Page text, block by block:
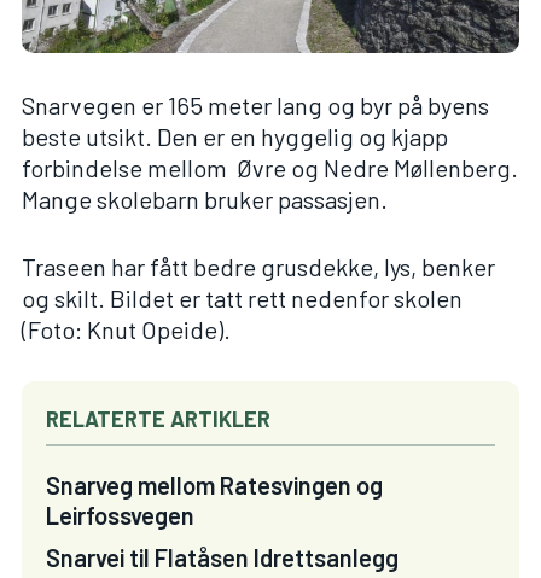
Snarvegen er 165 meter lang og byr på byens
beste utsikt. Den er en hyggelig og kjapp
forbindelse mellom Øvre og Nedre Møllenberg.
Mange skolebarn bruker passasjen.
Traseen har fått bedre grusdekke, lys, benker
og skilt. Bildet er tatt rett nedenfor skolen
(Foto: Knut Opeide).
RELATERTE ARTIKLER
Snarveg mellom Ratesvingen og
Leirfossvegen
Snarvei til Flatåsen Idrettsanlegg